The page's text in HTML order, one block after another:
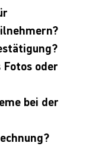
oder
bei der